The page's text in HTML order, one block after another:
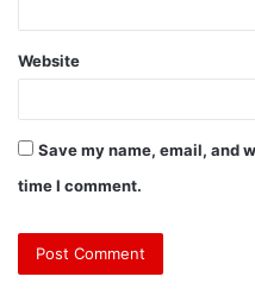
Website
Save my name, email, and
time I comment.